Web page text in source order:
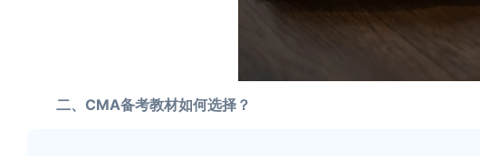
二、CMA备考教材如何选择？